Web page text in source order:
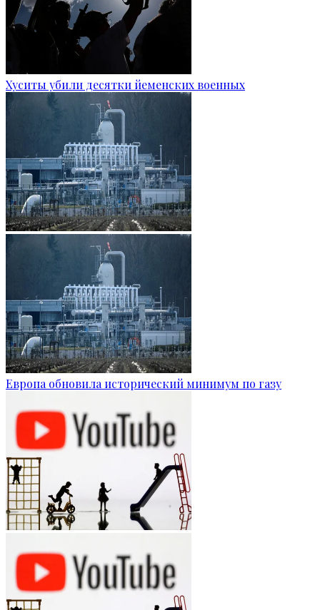
Хуситы убили десятки йеменских военных
Европа обновила исторический минимум по газу